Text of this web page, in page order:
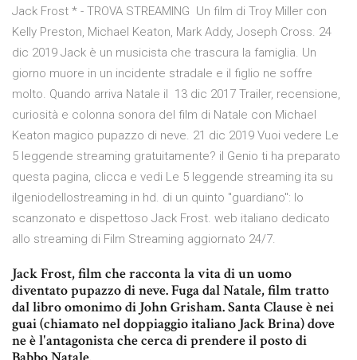
Jack Frost * - TROVA STREAMING Un film di Troy Miller con
Kelly Preston, Michael Keaton, Mark Addy, Joseph Cross. 24
dic 2019 Jack è un musicista che trascura la famiglia. Un
giorno muore in un incidente stradale e il figlio ne soffre
molto. Quando arriva Natale il 13 dic 2017 Trailer, recensione,
curiosità e colonna sonora del film di Natale con Michael
Keaton magico pupazzo di neve. 21 dic 2019 Vuoi vedere Le
5 leggende streaming gratuitamente? il Genio ti ha preparato
questa pagina, clicca e vedi Le 5 leggende streaming ita su
ilgeniodellostreaming in hd. di un quinto "guardiano": lo
scanzonato e dispettoso Jack Frost. web italiano dedicato
allo streaming di Film Streaming aggiornato 24/7.
Jack Frost, film che racconta la vita di un uomo
diventato pupazzo di neve. Fuga dal Natale, film tratto
dal libro omonimo di John Grisham. Santa Clause è nei
guai (chiamato nel doppiaggio italiano Jack Brina) dove
ne è l'antagonista che cerca di prendere il posto di